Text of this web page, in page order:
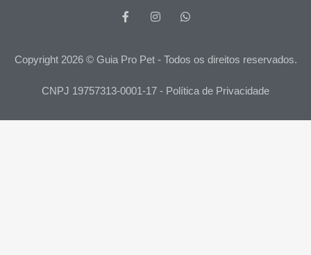
Copyright 2026 © Guia Pro Pet - Todos os direitos reservados.
CNPJ 19757313-0001-17 - Política de Privacidade